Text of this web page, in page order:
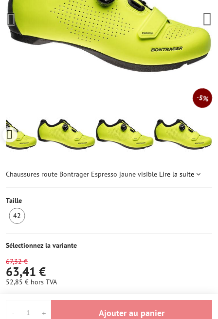
5%
Chaussures route Bontrager Espresso jaune visible Lire la suite
Taille
42
stock
Sélectionnez la variante
67,32 €
63,41 €
52,85 € hors TVA
Ajouter au panier